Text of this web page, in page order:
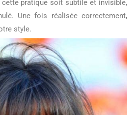
cette pratique soit subtile et invisible,
Une fois réalisée correctement,
style.